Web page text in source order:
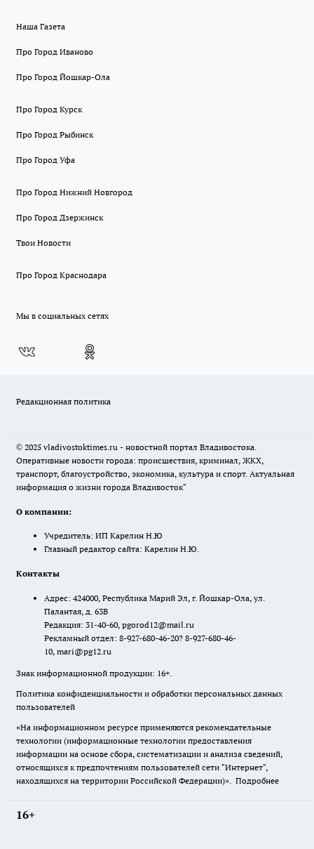
Наша Газета
Про Город Иваново
Про Город Йошкар-Ола
Про Город Курск
Про Город Рыбинск
Про Город Уфа
Про Город Нижний Новгород
Про Город Дзержинск
Твои Новости
Про Город Краснодара
Мы в социальных сетях
Редакционная политика
© 2025 vladivostoktimes.ru - новостной портал Владивостока.
Оперативные новости города: происшествия, криминал, ЖКХ,
транспорт, благоустройство, экономика, культура и спорт. Актуальная
информация о жизни города Владивосток"
О компании:
Учредитель: ИП Карелин Н.Ю
Главный редактор сайта: Карелин Н.Ю.
Контакты
Адрес: 424000, Республика Марий Эл, г. Йошкар-Ола, ул.
Палантая, д. 63В
Редакция: 31-40-60, pgorod12@mail.ru
Рекламный отдел: 8-927-680-46-20? 8-927-680-46-
10, mari@pg12.ru
Знак информационной продукции: 16+.
Политика конфиденциальности и обработки персональных данных
пользователей
«На информационном ресурсе применяются рекомендательные
технологии (информационные технологии предоставления
информации на основе сбора, систематизации и анализа сведений,
относящихся к предпочтениям пользователей сети "Интернет",
находящихся на территории Российской Федерации)». Подробнее
16+